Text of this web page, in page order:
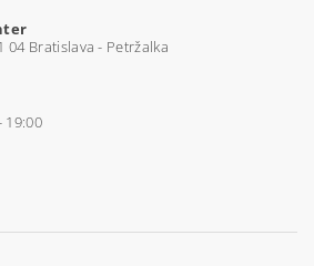
04 Bratislava - Petržalka
19:00